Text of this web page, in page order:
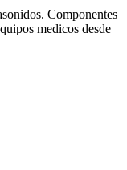
Componentes
medicos desde